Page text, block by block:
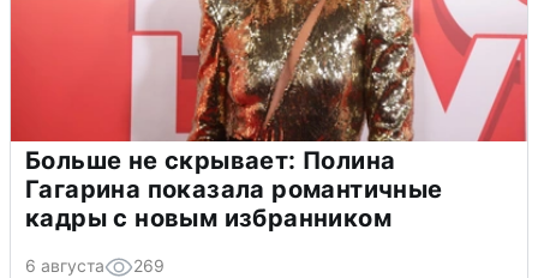
Больше не скрывает: Полина
Гагарина показала романтичные
кадры с новым избранником
6 августа 269